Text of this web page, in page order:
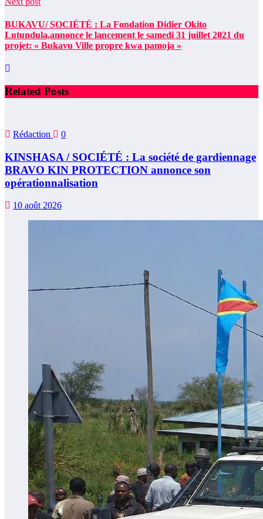
BUKAVU/ SOCIÉTÉ : La Fondation Didier Okito
Lutundula,annonce le lancement le samedi 31 juillet 2021 du
projet: « Bukavu Ville propre kwa pamoja »
Related Posts
Rédaction 0
KINSHASA / SOCIÉTÉ : La société de gardiennage
BRAVO KIN PROTECTION annonce son
opérationnalisation
10 août 2026